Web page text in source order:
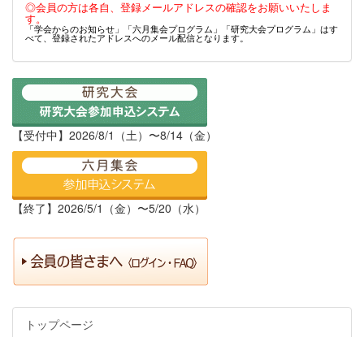
◎会員の方は各自、登録メールアドレスの確認をお願いいたしま
す。
「学会からのお知らせ」「六月集会プログラム」「研究大会プログラム」はす
べて、登録されたアドレスへのメール配信となります。
【受付中】2026/8/1（土）〜8/14（金）
【終了】2026/5/1（金）〜5/20（水）
トップページ